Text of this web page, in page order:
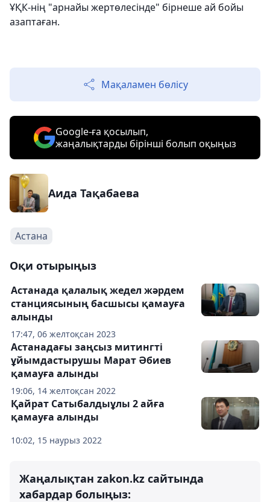
ҰҚК-нің "арнайы жертөлесінде" бірнеше ай бойы
азаптаған.
Мақаламен бөлісу
Google-ға қосылып,
жаңалықтарды бірінші болып оқыңыз
Аида Тақабаева
Астана
Оқи отырыңыз
17:47, 06 желтоқсан 2023
Астанада қалалық жедел жәрдем
станциясының басшысы қамауға
алынды
19:06, 14 желтоқсан 2022
Астанадағы заңсыз митингті
ұйымдастырушы Марат Әбиев
қамауға алынды
10:02, 15 наурыз 2022
Қайрат Сатыбалдыұлы 2 айға
қамауға алынды
Жаңалықтан zakon.kz сайтында
хабардар болыңыз: